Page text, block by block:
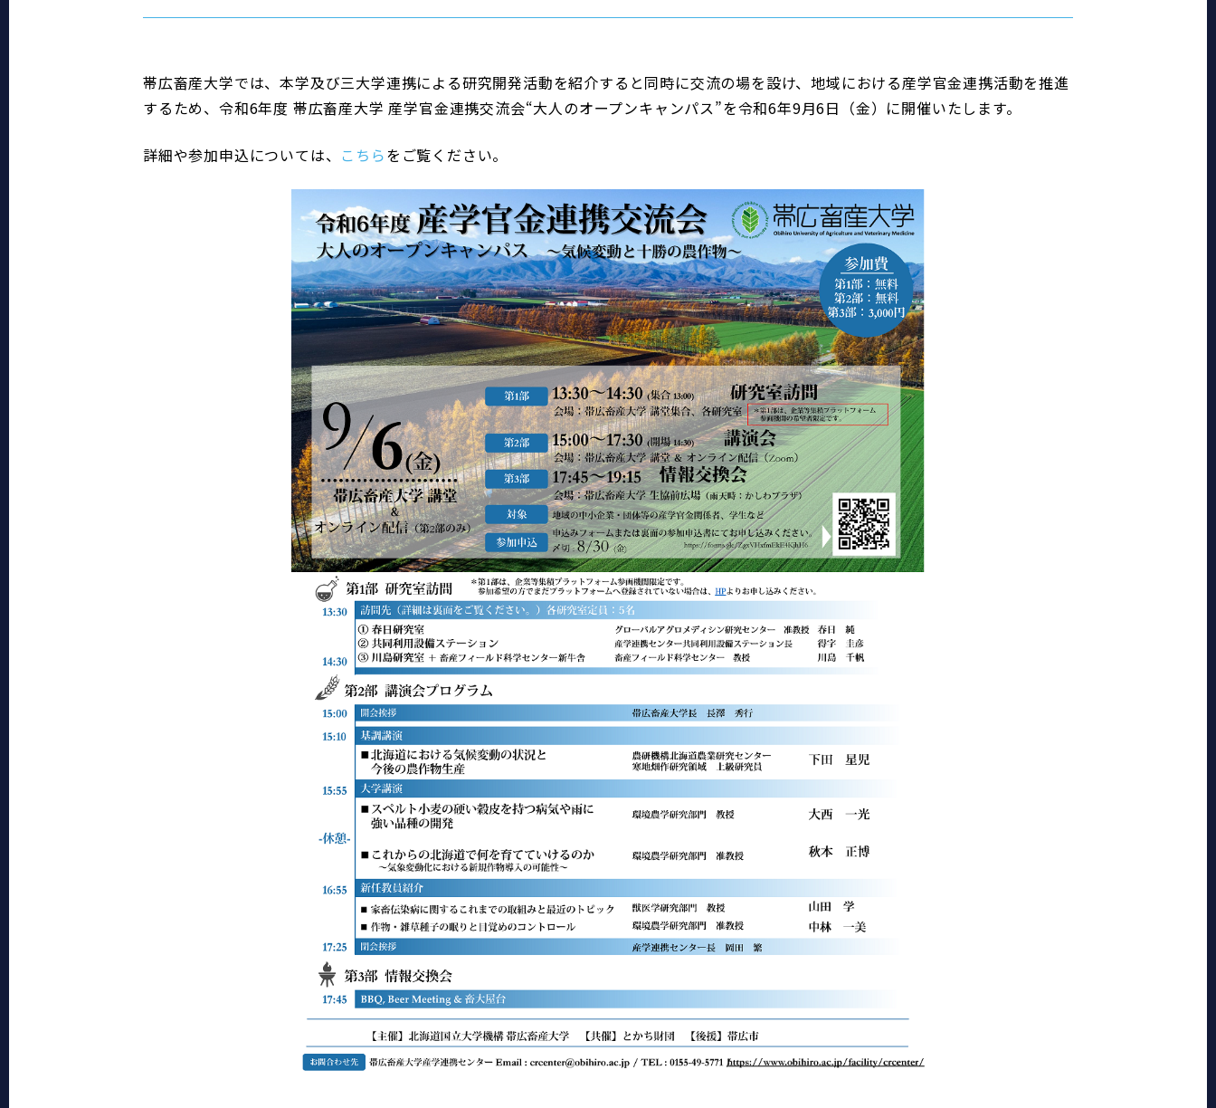
帯広畜産大学では、本学及び三大学連携による研究開発活動を紹介すると同時に交流の場を設け、地域における産学官金連携活動を推進
するため、令和6年度 帯広畜産大学 産学官金連携交流会“大人のオープンキャンパス”を令和6年9月6日（金）に開催いたします。
詳細や参加申込については、 こちらをご覧ください。